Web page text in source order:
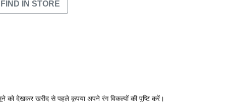
FIND IN STORE
को देखकर खरीद से पहले कृपया अपने रंग विकल्पों की पुष्टि करें।